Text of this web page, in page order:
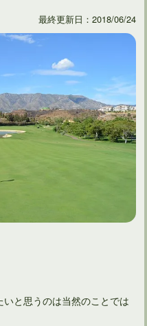
最終更新日：2018/06/24
と思うのは当然のことでは